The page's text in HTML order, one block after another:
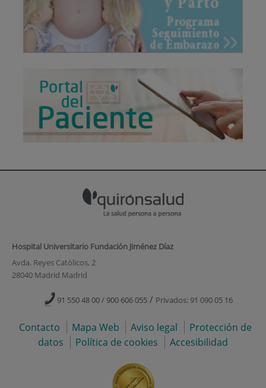
Hospital Universitario Fundación Jiménez Díaz
Avda. Reyes Católicos, 2
28040 Madrid Madrid
91 550 48 00 / 900 606 055 / Privados: 91 090 05 16
Contacto Mapa Web Aviso legal
Protección de
datos
Política de cookies Accesibilidad